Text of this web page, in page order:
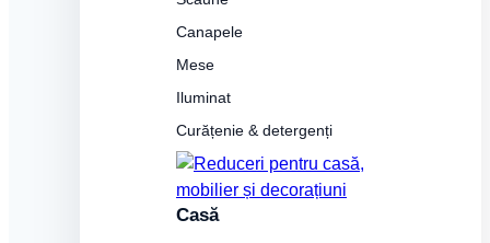
Canapele
Mese
Iluminat
Curățenie & detergenți
Casă